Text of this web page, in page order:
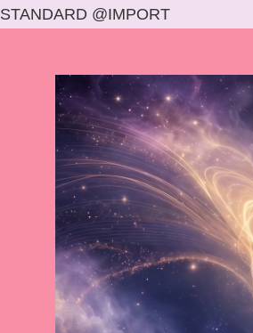
STANDARD @IMPORT